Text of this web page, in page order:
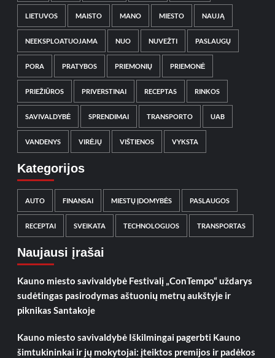
LIETUVOS MAISTO MANO MIESTO NAUJĄ
NEEKSPLOATUOJAMA NUO NUVEŽTI PASLAUGŲ
PORA PRATYBOS PRIEMONIŲ PRIEMONĖ
PRIEŽIŪROS PRIVERSTINAI RECEPTAS RINKOS
SAVIVALDYBĖ SPRENDIMAI TRANSPORTO UAB
VANDENYS VIRĖJŲ VIŠTIENOS VYKSTA
Kategorijos
AUTO FINANSAI MIESTŲ ĮDOMYBĖS PASLAUGOS
RECEPTAI SVEIKATA TECHNOLOGIJOS TRANSPORTAS
Naujausi įrašai
Kauno miesto savivaldybė Festivalį „ConTempo“ uždarys
sudėtingas pasirodymas aštuonių metrų aukštyje ir
piknikas Santakoje
Kauno miesto savivaldybė Iškilmingai pagerbti Kauno
šimtukininkai ir jų mokytojai: įteiktos premijos ir padėkos